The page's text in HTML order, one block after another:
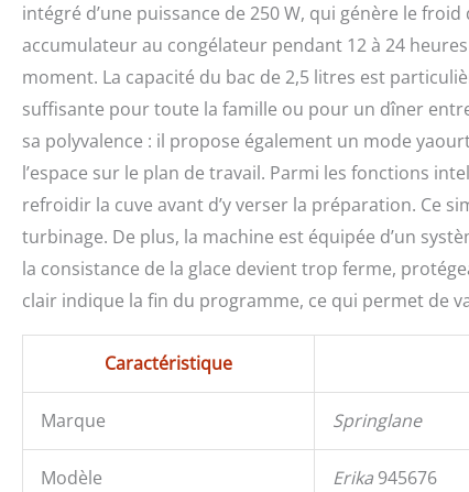
intégré d’une puissance de 250 W, qui génère le
accumulateur au congélateur pendant 12 à 24
moment. La capacité du bac de 2,5 litres est
suffisante pour toute la famille ou pour un dîner
sa polyvalence : il propose également un mode
l’espace sur le plan de travail. Parmi les fonctions
refroidir la cuve avant d’y verser la préparation. Ce
turbinage. De plus, la machine est équipée d’un
la consistance de la glace devient trop ferme,
clair indique la fin du programme, ce qui permet de
Caractéristique
Marque Springlane
Modèle Erika 945676